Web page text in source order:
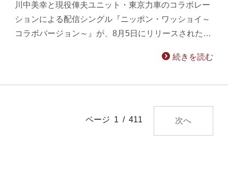
川中美幸と現役俥夫ユニット・東京力車のコラボレー
ションによる配信シングル『ニッポン・ワッショイ～
コラボバージョン～』が、8月5日にリリースされた…
続きを読む
ページ 1 / 411 次へ